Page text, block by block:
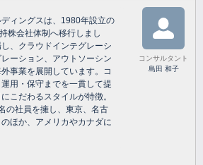
ィングスは、1980年設立の
株会社体制へ移行しまし
、クラウドインテグレーシ
ーション、アウトソーシン
事業を展開しています。コ
用・保守までを一貫して提
こだわるスタイルが特徴。
の社員を擁し、東京、名古
ほか、アメリカやカナダに
コンサルタント
島田 和子